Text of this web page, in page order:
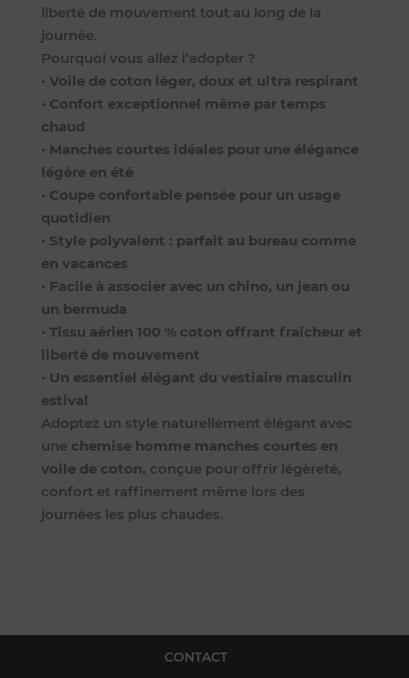
liberté de mouvement tout au long de la
journée.
Pourquoi vous allez l’adopter ?
• Voile de coton léger, doux et ultra respirant
• Confort exceptionnel même par temps
chaud
• Manches courtes idéales pour une élégance
légère en été
• Coupe confortable pensée pour un usage
quotidien
• Style polyvalent : parfait au bureau comme
en vacances
• Facile à associer avec un chino, un jean ou
un bermuda
• Tissu aérien 100 % coton offrant fraîcheur et
liberté de mouvement
• Un essentiel élégant du vestiaire masculin
estival
Adoptez un style naturellement élégant avec
une chemise homme manches courtes en
voile de coton, conçue pour offrir légèreté,
confort et raffinement même lors des
journées les plus chaudes.
CONTACT